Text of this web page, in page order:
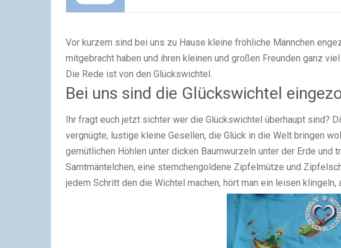
Vor kurzem sind bei uns zu Hause kleine fröhliche Männchen
mitgebracht haben und ihren kleinen und großen Freunden ganz
Die Rede ist von den Glückswichtel.
Bei uns sind die Glückswichtel
Ihr fragt euch jetzt sichter wer die Glückswichtel überhaupt sind?
vergnügte, lustige kleine Gesellen, die Glück in die Welt bringen
gemütlichen Höhlen unter dicken Baumwurzeln unter der Erde und
Samtmäntelchen, eine sternchengoldene Zipfelmütze und
jedem Schritt den die Wichtel machen, hört man ein leisen